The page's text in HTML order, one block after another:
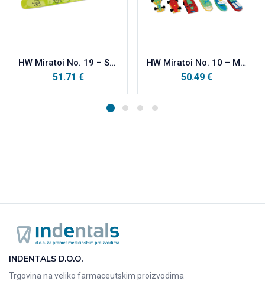
HW Miratoi No. 19 – SAVITLJIVA NARUKVICA 50 kom
51.71 €
HW Miratoi No. 10 – MINIJATURNI AUTIĆI I BRODIĆI 100 kom
50.49 €
INDENTALS D.O.O.
Trgovina na veliko farmaceutskim proizvodima